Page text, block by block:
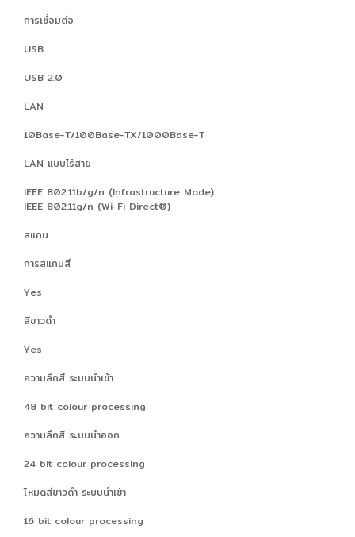
การเชื่อมต่อ
USB
USB 2.0
LAN
10Base-T/100Base-TX/1000Base-T
LAN แบบไร้สาย
IEEE 802.11b/g/n (Infrastructure Mode)
IEEE 802.11g/n (Wi-Fi Direct®)
สแกน
การสแกนสี
Yes
สีขาวดำ
Yes
ความลึกสี ระบบนำเข้า
48 bit colour processing
ความลึกสี ระบบนำออก
24 bit colour processing
โหมดสีขาวดำ ระบบนำเข้า
16 bit colour processing